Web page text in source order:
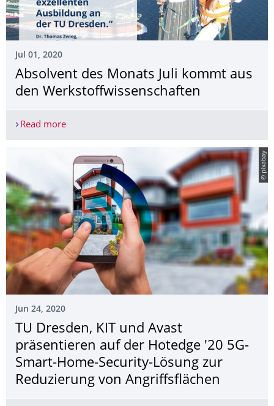
Jul 01, 2020
Absolvent des Monats Juli kommt aus
den Werkstoffwis­senschaften
Read moreAbsolvent des Monats Juli kommt aus den
© pixabay
Jun 24, 2020
TU Dresden, KIT und Avast
präsentieren auf der Hotedge '20 5G-
Smart-Home-Security-Lösung zur
Reduzierung von Angriffsflächen